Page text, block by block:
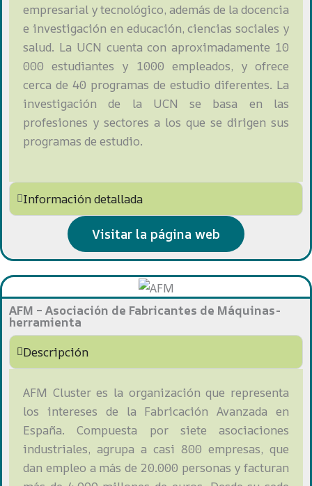
empresarial y tecnológico, además de la docencia
e investigación en educación, ciencias sociales y
salud. La UCN cuenta con aproximadamente 10
000 estudiantes y 1000 empleados, y ofrece
cerca de 40 programas de estudio diferentes. La
investigación de la UCN se basa en las
profesiones y sectores a los que se dirigen sus
programas de estudio.
Información detallada
Visitar la página web
AFM – Asociación de Fabricantes de Máquinas-
herramienta
Descripción
AFM Cluster es la organización que representa
los intereses de la Fabricación Avanzada en
España. Compuesta por siete asociaciones
industriales, agrupa a casi 800 empresas, que
dan empleo a más de 20.000 personas y facturan